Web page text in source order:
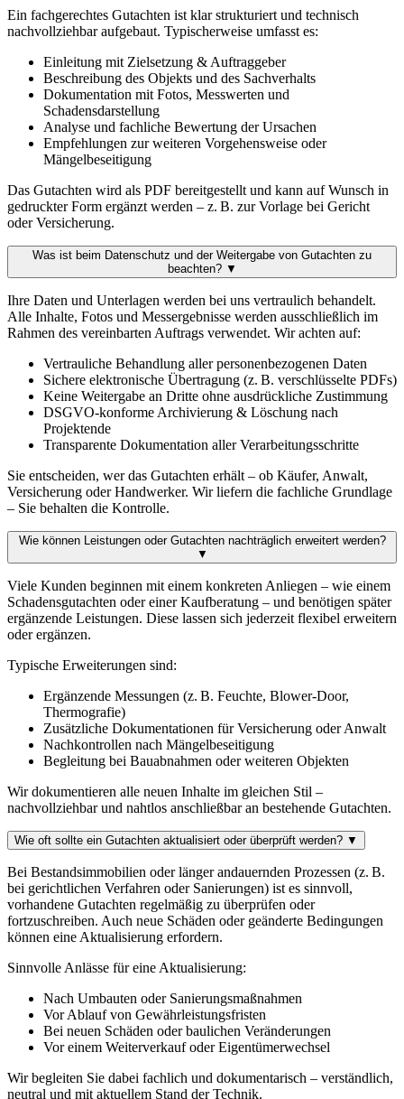
Ein fachgerechtes Gutachten ist klar strukturiert und technisch
nachvollziehbar aufgebaut. Typischerweise umfasst es:
Einleitung mit Zielsetzung & Auftraggeber
Beschreibung des Objekts und des Sachverhalts
Dokumentation mit Fotos, Messwerten und
Schadensdarstellung
Analyse und fachliche Bewertung der Ursachen
Empfehlungen zur weiteren Vorgehensweise oder
Mängelbeseitigung
Das Gutachten wird als PDF bereitgestellt und kann auf Wunsch in
gedruckter Form ergänzt werden – z. B. zur Vorlage bei Gericht
oder Versicherung.
Was ist beim Datenschutz und der Weitergabe von Gutachten zu
beachten? ▼
Ihre Daten und Unterlagen werden bei uns vertraulich behandelt.
Alle Inhalte, Fotos und Messergebnisse werden ausschließlich im
Rahmen des vereinbarten Auftrags verwendet. Wir achten auf:
Vertrauliche Behandlung aller personenbezogenen Daten
Sichere elektronische Übertragung (z. B. verschlüsselte PDFs)
Keine Weitergabe an Dritte ohne ausdrückliche Zustimmung
DSGVO-konforme Archivierung & Löschung nach
Projektende
Transparente Dokumentation aller Verarbeitungsschritte
Sie entscheiden, wer das Gutachten erhält – ob Käufer, Anwalt,
Versicherung oder Handwerker. Wir liefern die fachliche Grundlage
– Sie behalten die Kontrolle.
Wie können Leistungen oder Gutachten nachträglich erweitert werden?
▼
Viele Kunden beginnen mit einem konkreten Anliegen – wie einem
Schadensgutachten oder einer Kaufberatung – und benötigen später
ergänzende Leistungen. Diese lassen sich jederzeit flexibel erweitern
oder ergänzen.
Typische Erweiterungen sind:
Ergänzende Messungen (z. B. Feuchte, Blower-Door,
Thermografie)
Zusätzliche Dokumentationen für Versicherung oder Anwalt
Nachkontrollen nach Mängelbeseitigung
Begleitung bei Bauabnahmen oder weiteren Objekten
Wir dokumentieren alle neuen Inhalte im gleichen Stil –
nachvollziehbar und nahtlos anschließbar an bestehende Gutachten.
Wie oft sollte ein Gutachten aktualisiert oder überprüft werden? ▼
Bei Bestandsimmobilien oder länger andauernden Prozessen (z. B.
bei gerichtlichen Verfahren oder Sanierungen) ist es sinnvoll,
vorhandene Gutachten regelmäßig zu überprüfen oder
fortzuschreiben. Auch neue Schäden oder geänderte Bedingungen
können eine Aktualisierung erfordern.
Sinnvolle Anlässe für eine Aktualisierung:
Nach Umbauten oder Sanierungsmaßnahmen
Vor Ablauf von Gewährleistungsfristen
Bei neuen Schäden oder baulichen Veränderungen
Vor einem Weiterverkauf oder Eigentümerwechsel
Wir begleiten Sie dabei fachlich und dokumentarisch – verständlich,
neutral und mit aktuellem Stand der Technik.